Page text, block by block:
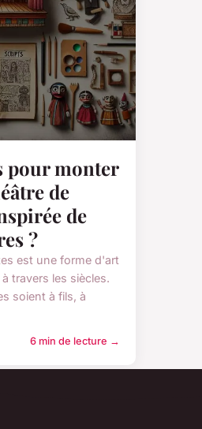
pour monter
de
de
?
est une forme d'art
travers les siècles.
soient à fils, à
6 min de lecture →